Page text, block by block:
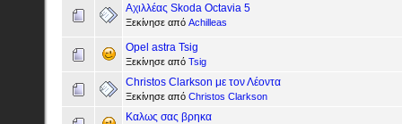
Αχιλλέας Skoda Octavia 5
Ξεκίνησε από Achilleas
Opel astra Tsig
Ξεκίνησε από Tsig
Christos Clarkson με τον Λέοντα
Ξεκίνησε από Christos Clarkson
Καλως σας βρηκα